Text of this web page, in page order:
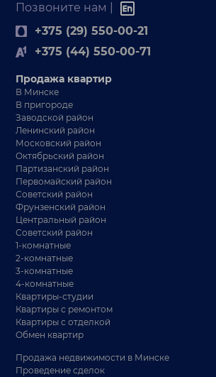
Позвоните нам |
+375 (29) 550-00-21
+375 (44) 550-00-71
Продажа квартир
В Минске
В пригороде
Заводской район
Ленинский район
Московский район
Октябрьский район
Партизанский район
Первомайский район
Советский район
Фрунзенский район
Центральный район
Советский район
1-комнатные
2-комнатные
3-комнатные
4-комнатные
Квартиры-студии
Квартиры с ремонтом
Квартиры с отделкой
Обмен квартир
Продажа недвижимости в Минске
Проведение сделок